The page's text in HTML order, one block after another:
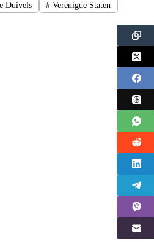
Duivels # Verenigde Staten